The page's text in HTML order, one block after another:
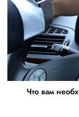
Что вам